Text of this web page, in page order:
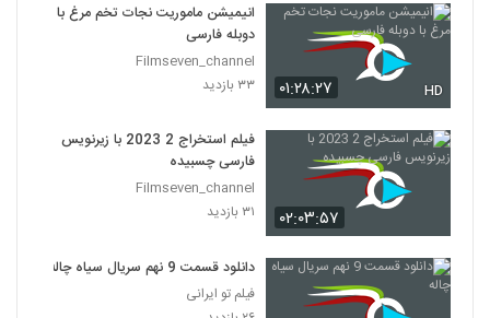
۰۱:۲۸:۲۷ HD
انیمیشن ماموریت نجات تخم مرغ با
دوبله فارسی
Filmseven_channel
۳۳ بازدید
۰۲:۰۳:۵۷
فیلم استخراج 2 2023 با زیرنویس
فارسی چسبیده
Filmseven_channel
۳۱ بازدید
دانلود قسمت 9 نهم سریال سیاه چاله
فیلم تو ایرانی